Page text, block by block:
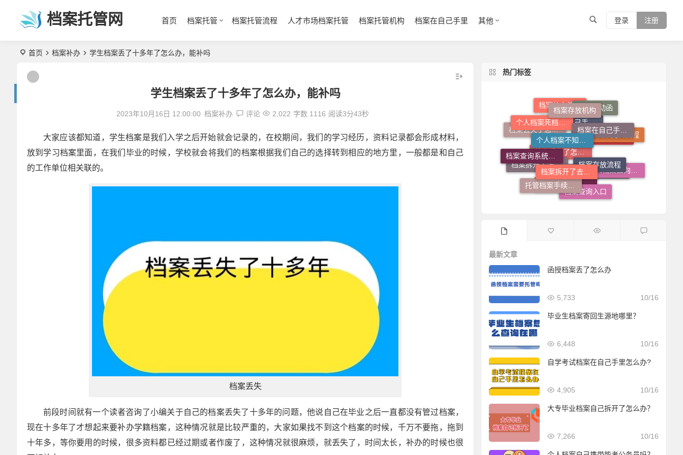
登录 注册
档案托管网 首页 档案托管 档案托管流程 人才市场档案托管 档案托管机构 档案在自己手里 其他
首页 档案补办 学生档案丢了十多年了怎么办，能补吗
学生档案丢了十多年了怎么办，能补吗
2023年10月16日 12:00:00 档案补办 评论 2,022 字数 1116 阅读3分43秒
大家应该都知道，学生档案是我们入学之后开始就会记录的，在校期间，我们的学习经历，资料记录都会形成材料，
放到学习档案里面，在我们毕业的时候，学校就会将我们的档案根据我们自己的选择转到相应的地方里，一般都是和自己
的工作单位相关联的。
档案丢失
前段时间就有一个读者咨询了小编关于自己的档案丢失了十多年的问题，他说自己在毕业之后一直都没有管过档案，
现在十多年了才想起来要补办学籍档案，这种情况就是比较严重的，大家如果找不到这个档案的时候，千万不要拖，拖到
十年多，等你要用的时候，很多资料都已经过期或者作废了，这种情况就很麻烦，就丢失了，时间太长，补办的时候也很
热门标签
档案丢失了怎么办
档案在自己手里怎么放到人才市场
个人档案查询系统
档案调动需要什么手续
档案拆开了怎么补救
档案丢失了怎么补
档案补办流程档案调动函
档案托管流程
个人档案去向查询
档案查询入口
托管档案手续如何办理
档案查询系统官网
个人档案死档激活
档案存放机构
档案存放流程
个人档案不知道在哪儿怎么查
最新文章
函授档案丢了怎么办
10/16
5,733
毕业生档案寄回生源地哪里？
10/16
6,448
自学考试档案在自己手里怎么办?
10/16
4,905
大专毕业档案自己拆开了怎么办？
10/16
7,266